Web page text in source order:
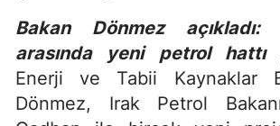
Bakan Dönmez açıkladı:
arasında yeni petrol hattı
Enerji ve Tabii Kaynaklar
Dönmez, Irak Petrol